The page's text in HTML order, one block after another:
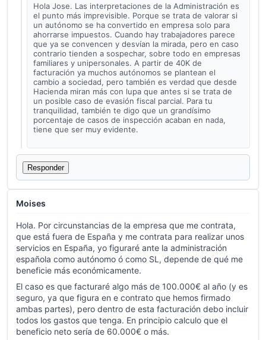
Hola Jose. Las interpretaciones de la Administración es
el punto más imprevisible. Porque se trata de valorar si
un autónomo se ha convertido en empresa solo para
ahorrarse impuestos. Cuando hay trabajadores parece
que ya se convencen y desvían la mirada, pero en caso
contrario tienden a sospechar, sobre todo en empresas
familiares y unipersonales. A partir de 40K de
facturación ya muchos autónomos se plantean el
cambio a sociedad, pero también es verdad que desde
Hacienda miran más con lupa que antes si se trata de
un posible caso de evasión fiscal parcial. Para tu
tranquilidad, también te digo que un grandísimo
porcentaje de casos de inspección acaban en nada,
tiene que ser muy evidente.
Responder
Moises
Hola. Por circunstancias de la empresa que me contrata,
que está fuera de España y me contrata para realizar unos
servicios en España, yo figuraré ante la administración
española como autónomo ó como SL, depende de qué me
beneficie más económicamente.
El caso es que facturaré algo más de 100.000€ al año (y es
seguro, ya que figura en e contrato que hemos firmado
ambas partes), pero dentro de esta facturación debo incluir
todos los gastos que tenga. En principio calculo que el
beneficio neto sería de 60.000€ o más.